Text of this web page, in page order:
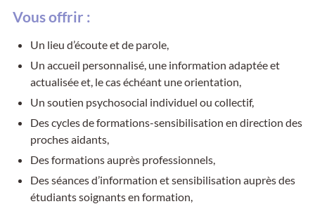
Vous offrir :
Un lieu d’écoute et de parole,
Un accueil personnalisé, une information adaptée et
actualisée et, le cas échéant une orientation,
Un soutien psychosocial individuel ou collectif,
Des cycles de formations-sensibilisation en direction des
proches aidants,
Des formations auprès professionnels,
Des séances d’information et sensibilisation auprès des
étudiants soignants en formation,